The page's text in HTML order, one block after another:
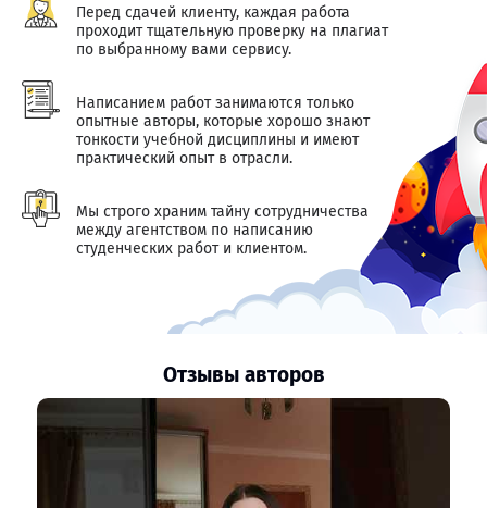
Перед сдачей клиенту, каждая работа
проходит тщательную проверку на плагиат
по выбранному вами сервису.
Написанием работ занимаются только
опытные авторы, которые хорошо знают
тонкости учебной дисциплины и имеют
практический опыт в отрасли.
Мы строго храним тайну сотрудничества
между агентством по написанию
студенческих работ и клиентом.
Отзывы авторов